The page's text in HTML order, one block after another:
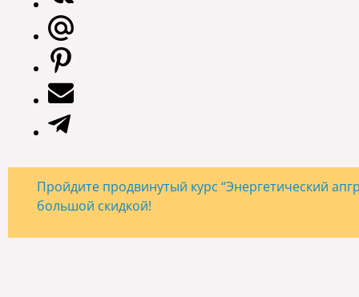
Пройдите продвинутый курс “Энергетический
большой скидкой!